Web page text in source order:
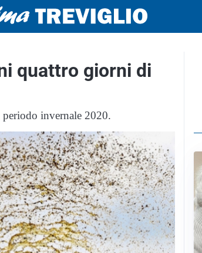
quattro giorni di
invernale 2020.